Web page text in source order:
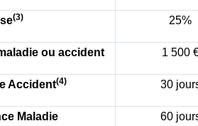
(3) 25%
ou accident 1 500
Accident(4) 30
Maladie 60
On
email et